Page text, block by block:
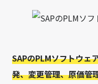
SAPのPLMソフトウェ
発、変更管理、原価管